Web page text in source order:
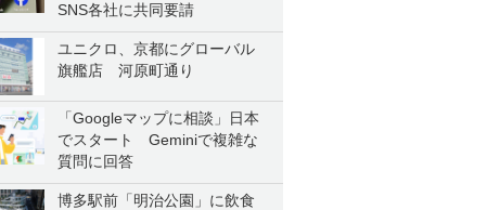
SNS各社に共同要請
ユニクロ、京都にグローバル
旗艦店 河原町通り
「Googleマップに相談」日本
でスタート Geminiで複雑な
質問に回答
博多駅前「明治公園」に飲食